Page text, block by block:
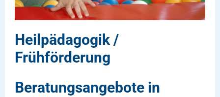
Heilpädagogik /
Frühförderung
Beratungsangebote in